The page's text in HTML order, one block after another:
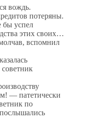
вождь.
потеряны.
успел
этих своих…
вспомнил
— патетически
по